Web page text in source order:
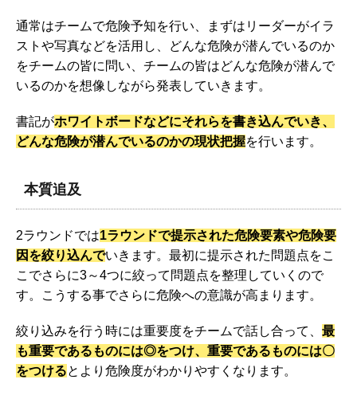
通常はチームで危険予知を行い、まずはリーダーがイラ
ストや写真などを活用し、どんな危険が潜んでいるのか
をチームの皆に問い、チームの皆はどんな危険が潜んで
いるのかを想像しながら発表していきます。
書記がホワイトボードなどにそれらを書き込んでいき、
どんな危険が潜んでいるのかの現状把握を行います。
本質追及
2ラウンドでは1ラウンドで提示された危険要素や危険要
因を絞り込んでいきます。最初に提示された問題点をこ
こでさらに3～4つに絞って問題点を整理していくので
す。こうする事でさらに危険への意識が高まります。
絞り込みを行う時には重要度をチームで話し合って、 最
も重要であるものには◎をつけ、重要であるものには〇
をつけるとより危険度がわかりやすくなります。